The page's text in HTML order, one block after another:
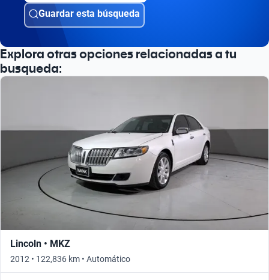
Guardar esta búsqueda
Explora otras opciones relacionadas a tu
busqueda:
Lincoln • MKZ
2012 • 122,836 km • Automático